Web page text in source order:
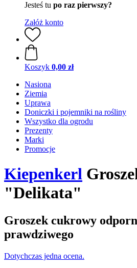
Jesteś tu po raz pierwszy?
Załóż konto
Koszyk 0,00 zł
Nasiona
Ziemia
Uprawa
Doniczki i pojemniki na rośliny
Wszystko dla ogrodu
Prezenty
Marki
Promocje
Kiepenkerl
"Delikata"
Groszek cukrowy
prawdziwego
Dotychczas jedna ocena.